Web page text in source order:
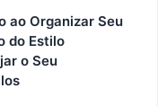
ao Organizar Seu
do Estilo
o Seu